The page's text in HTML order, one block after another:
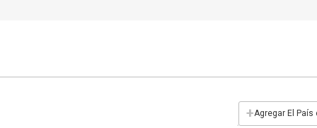
+Agregar El País